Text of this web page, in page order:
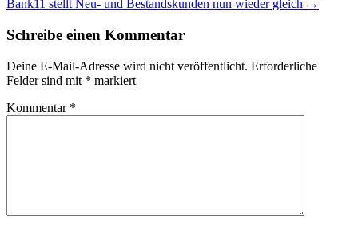
Bank11 stellt Neu- und Bestandskunden nun wieder gleich →
Schreibe einen Kommentar
Deine E-Mail-Adresse wird nicht veröffentlicht. Erforderliche
Felder sind mit * markiert
Kommentar *